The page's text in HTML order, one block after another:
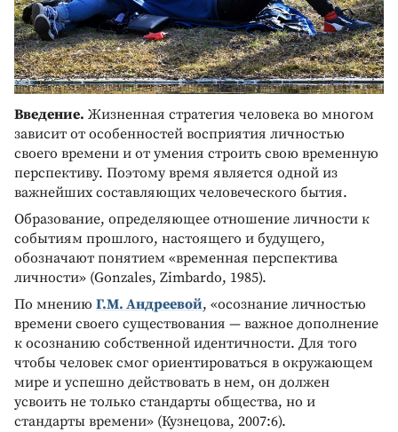
Введение. Жизненная стратегия человека во многом
зависит от особенностей восприятия личностью
своего времени и от умения строить свою временную
перспективу. Поэтому время является одной из
важнейших составляющих человеческого бытия.
Образование, определяющее отношение личности к
событиям прошлого, настоящего и будущего,
обозначают понятием «временная перспектива
личности» (Gonzales, Zimbardo, 1985).
По мнению Г.М. Андреевой, «осознание личностью
времени своего существования — важное дополнение
к осознанию собственной идентичности. Для того
чтобы человек смог ориентироваться в окружающем
мире и успешно действовать в нем, он должен
усвоить не только стандарты общества, но и
стандарты времени» (Кузнецова, 2007:6).